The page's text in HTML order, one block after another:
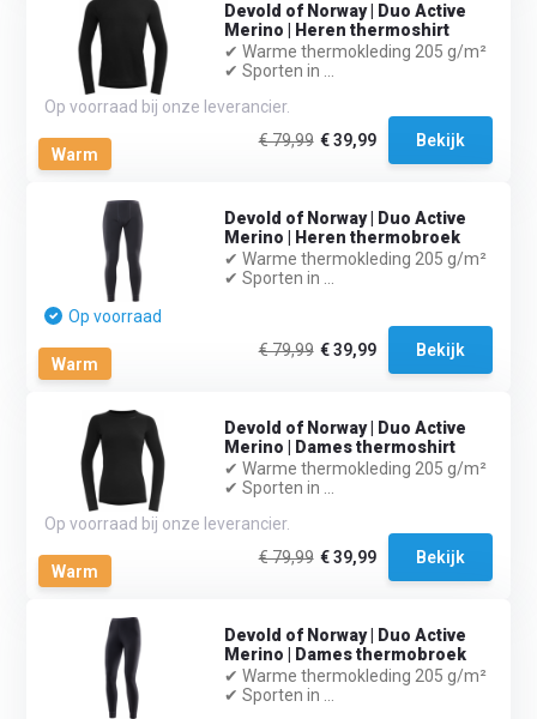
Warm
Devold of Norway | Duo Active
Merino | Heren thermoshirt
✔ Warme thermokleding 205 g/m²
✔ Sporten in ...
Op voorraad bij onze leverancier.
€ 79,99 € 39,99 Bekijk
Warm
Devold of Norway | Duo Active
Merino | Heren thermobroek
✔ Warme thermokleding 205 g/m²
✔ Sporten in ...
Op voorraad
€ 79,99 € 39,99 Bekijk
Warm
Devold of Norway | Duo Active
Merino | Dames thermoshirt
✔ Warme thermokleding 205 g/m²
✔ Sporten in ...
Op voorraad bij onze leverancier.
€ 79,99 € 39,99 Bekijk
Devold of Norway | Duo Active
Merino | Dames thermobroek
✔ Warme thermokleding 205 g/m²
✔ Sporten in ...